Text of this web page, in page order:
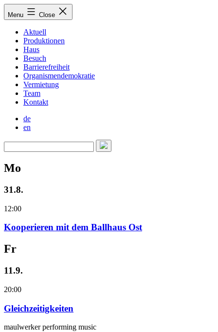
Skip
toMenu Close
Aktuell
Produktionen
Haus
Besuch
Barrierefreiheit
Organismendemokratie
Vermietung
Team
Kontakt
de
en
Mo
31.8.
12:00
Kooperieren mit dem Ballhaus Ost
Fr
11.9.
20:00
Gleichzeitigkeiten
maulwerker performing music